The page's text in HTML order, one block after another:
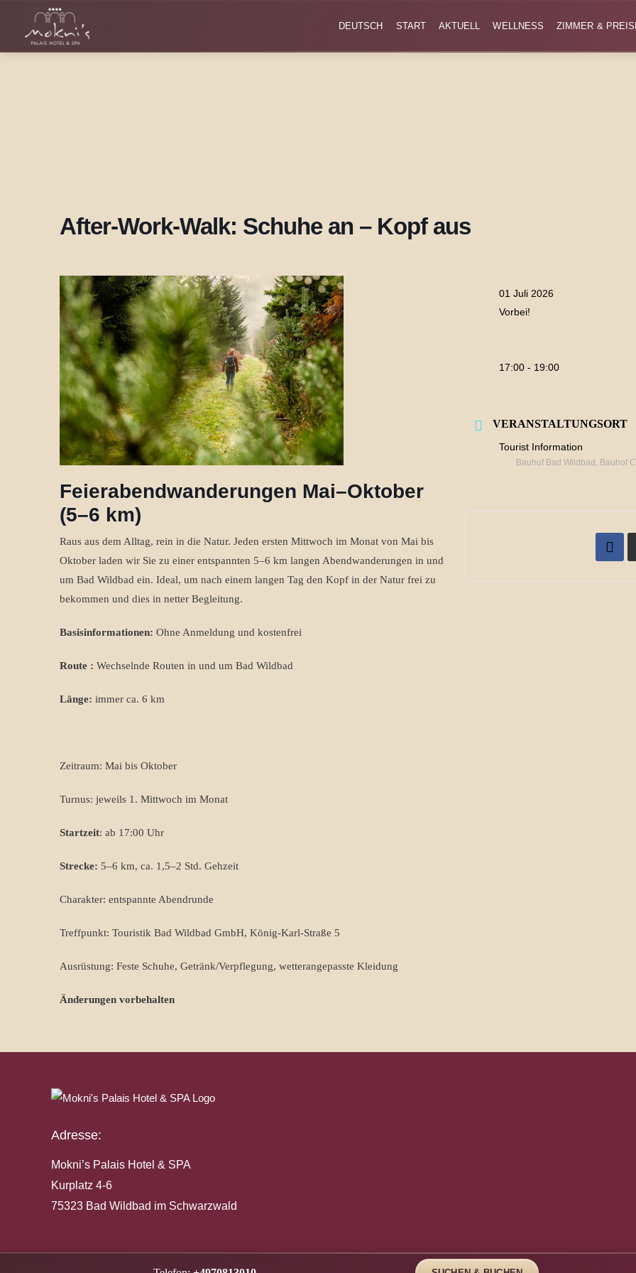
springen
DEUTSCH START AKTUELL WELLNESS ZIMMER &
After-Work-Walk: Schuhe an – Kopf aus
Feierabendwanderungen Mai–Oktober
(5–6 km)
Raus aus dem Alltag, rein in die Natur. Jeden ersten Mittwoch im Monat von Mai bis
Oktober laden wir Sie zu einer entspannten 5–6 km langen Abendwanderungen in und
um Bad Wildbad ein. Ideal, um nach einem langen Tag den Kopf in der Natur frei zu
bekommen und dies in netter Begleitung.
Basisinformationen: Ohne Anmeldung und kostenfrei
Route : Wechselnde Routen in und um Bad Wildbad
Länge: immer ca. 6 km
Zeitraum: Mai bis Oktober
Turnus: jeweils 1. Mittwoch im Monat
Startzeit: ab 17:00 Uhr
Strecke: 5–6 km, ca. 1,5–2 Std. Gehzeit
Charakter: entspannte Abendrunde
Treffpunkt: Touristik Bad Wildbad GmbH, König-Karl-Straße 5
Ausrüstung: Feste Schuhe, Getränk/Verpflegung, wetterangepasste Kleidung
Änderungen vorbehalten
01 Juli 2026
Vorbei!
17:00 - 19:00
VERANSTALTUNGSORT
Tourist Information
Bauhof Bad Wildbad, Bauhof
Adresse:
Mokni’s Palais Hotel & SPA
Kurplatz 4-6
75323 Bad Wildbad im Schwarzwald